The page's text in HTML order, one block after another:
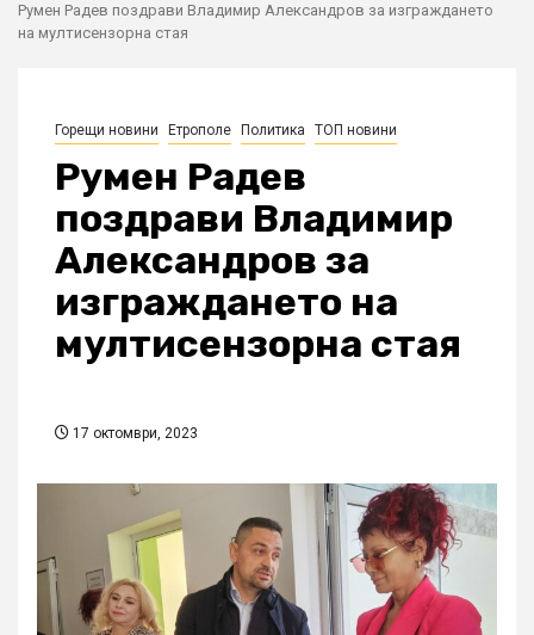
Румен Радев поздрави Владимир Александров за изграждането
на мултисензорна стая
Горещи новини Етрополе Политика ТОП новини
Румен Радев
поздрави Владимир
Александров за
изграждането на
мултисензорна стая
17 октомври, 2023